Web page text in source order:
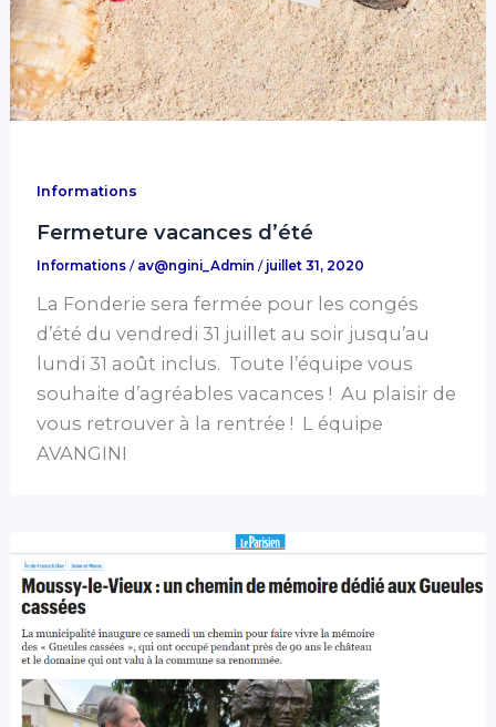
Informations
Fermeture vacances d’été
Informations / av@ngini_Admin/ juillet 31, 2020
La Fonderie sera fermée pour les congés
d’été du vendredi 31 juillet au soir jusqu’au
lundi 31 août inclus. Toute l’équipe vous
souhaite d’agréables vacances ! Au plaisir de
vous retrouver à la rentrée ! L équipe
AVANGINI